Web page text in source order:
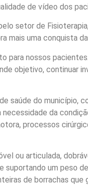
de vídeo dos
setor de
mais uma conquista
para nossos
objetivo, continuar
saúde do município,
da
processos
ou articulada,
suportando um peso
de borrachas que